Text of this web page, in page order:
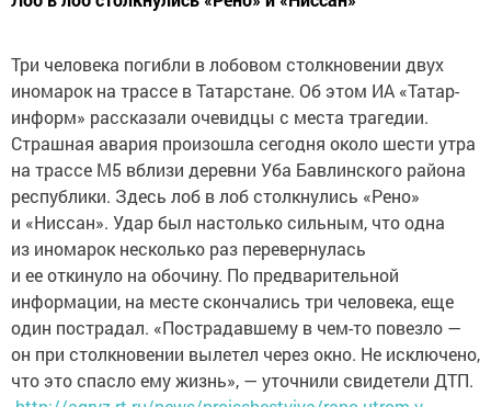
иномарок на трассе в Татарстане. Об этом ИА «Татар-
информ» рассказали очевидцы с места трагедии.
Страшная авария произошла сегодня около шести утра
на трассе М5 вблизи деревни Уба Бавлинского района
республики. Здесь лоб в лоб столкнулись «Рено»
и «Ниссан». Удар был настолько сильным, что одна
из иномарок несколько раз перевернулась
и ее откинуло на обочину. По предварительной
информации, на месте скончались три человека, еще
один пострадал. «Пострадавшему в чем-то повезло —
он при столкновении вылетел через окно. Не исключено,
что это спасло ему жизнь», — уточнили свидетели ДТП.
http://agryz-rt.ru/news/proisshestviya/rano-utrom-v-